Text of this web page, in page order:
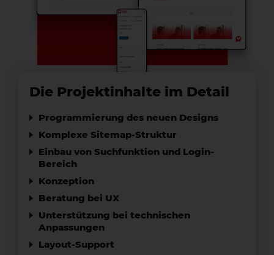
Die Projektinhalte im Detail
Programmierung des neuen Designs
Komplexe Sitemap-Struktur
Einbau von Suchfunktion und Login-
Bereich
Konzeption
Beratung bei UX
Unterstützung bei technischen
Anpassungen
Layout-Support